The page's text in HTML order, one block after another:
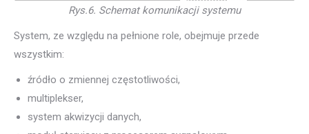
Rys.6. Schemat komunikacji systemu
System, ze względu na pełnione role, obejmuje przede
wszystkim:
źródło o zmiennej częstotliwości,
multiplekser,
system akwizycji danych,